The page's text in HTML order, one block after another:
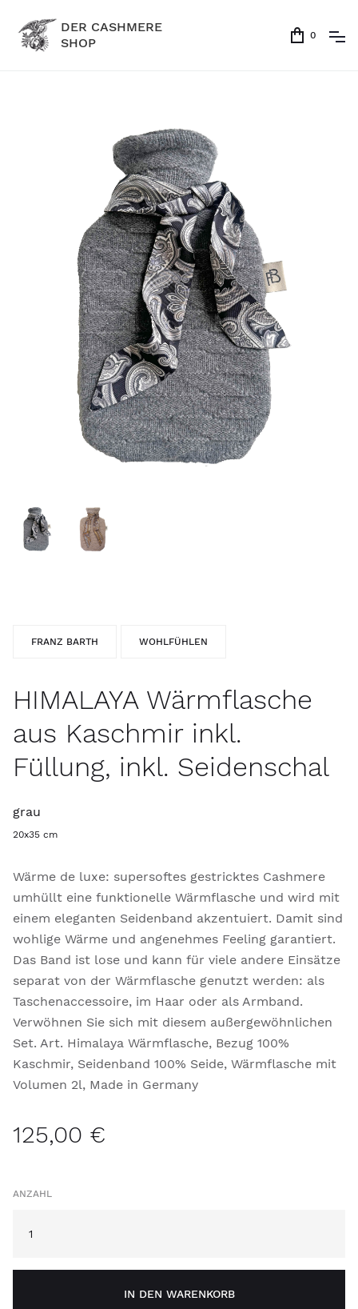
DER CASHMERE
SHOP
0
FRANZ BARTH WOHLFÜHLEN
HIMALAYA Wärmflasche
aus Kaschmir inkl.
Füllung, inkl. Seidenschal
grau
20x35 cm
Wärme de luxe: supersoftes gestricktes Cashmere
umhüllt eine funktionelle Wärmflasche und wird mit
einem eleganten Seidenband akzentuiert. Damit sind
wohlige Wärme und angenehmes Feeling garantiert.
Das Band ist lose und kann für viele andere Einsätze
separat von der Wärmflasche genutzt werden: als
Taschenaccessoire, im Haar oder als Armband.
Verwöhnen Sie sich mit diesem außergewöhnlichen
Set. Art. Himalaya Wärmflasche, Bezug 100%
Kaschmir, Seidenband 100% Seide, Wärmflasche mit
Volumen 2l, Made in Germany
125,00 €
ANZAHL
IN DEN WARENKORB